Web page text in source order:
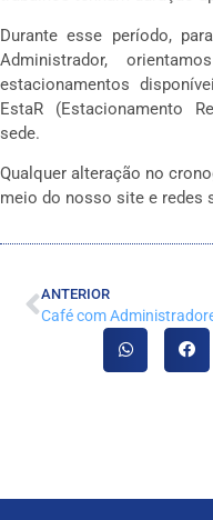
Durante esse período,
Administrador,
estacionamentos
EstaR (Estacionamento
sede.
Qualquer alteração no
meio do nosso site e redes
ANTERIOR